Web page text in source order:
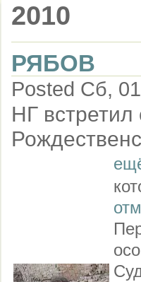
2010
РЯБОВ
Posted Сб,
НГ